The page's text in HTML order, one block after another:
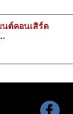
นต์คอนเสิร์ต